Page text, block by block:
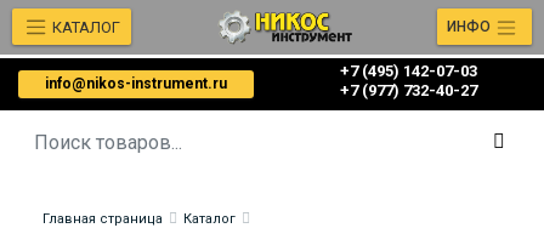
info@nikos-instrument.ru
+7 (495) 142-07-03
‎‎+7 (977) 732-40-27
КАТАЛОГ ИНФО
Главная страница
Каталог